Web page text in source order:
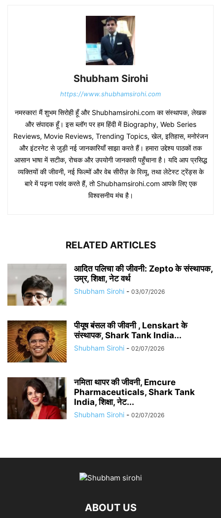
Shubham Sirohi
https://www.shubhamsirohi.com
नमस्कार! मैं शुभम सिरोही हूँ और Shubhamsirohi.com का संस्थापक, लेखक
और संपादक हूँ। इस ब्लॉग पर हम हिंदी में Biography, Web Series
Reviews, Movie Reviews, Trending Topics, खेल, इतिहास, मनोरंजन
और इंटरनेट से जुड़ी नई जानकारियाँ साझा करते हैं। हमारा उद्देश्य पाठकों तक
आसान भाषा में सटीक, रोचक और उपयोगी जानकारी पहुँचाना है। यदि आप प्रसिद्ध
व्यक्तियों की जीवनी, नई फिल्मों और वेब सीरीज़ के रिव्यू, तथा लेटेस्ट ट्रेंड्स के
बारे में पढ़ना पसंद करते हैं, तो Shubhamsirohi.com आपके लिए एक
विश्वसनीय मंच है।
RELATED ARTICLES
आदित पलिचा की जीवनी: Zepto के संस्थापक,
उम्र, शिक्षा, नेट वर्थ
Shubham Sirohi - 03/07/2026
पीयूष बंसल की जीवनी , Lenskart के
संस्थापक, Shark Tank India...
Shubham Sirohi - 02/07/2026
नमिता थापर की जीवनी, Emcure
Pharmaceuticals, Shark Tank
India, शिक्षा, नेट...
Shubham Sirohi - 02/07/2026
ABOUT US